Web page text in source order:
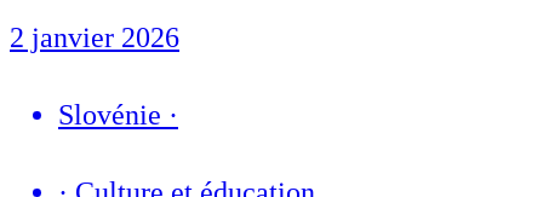
2 janvier 2026
Slovénie ·